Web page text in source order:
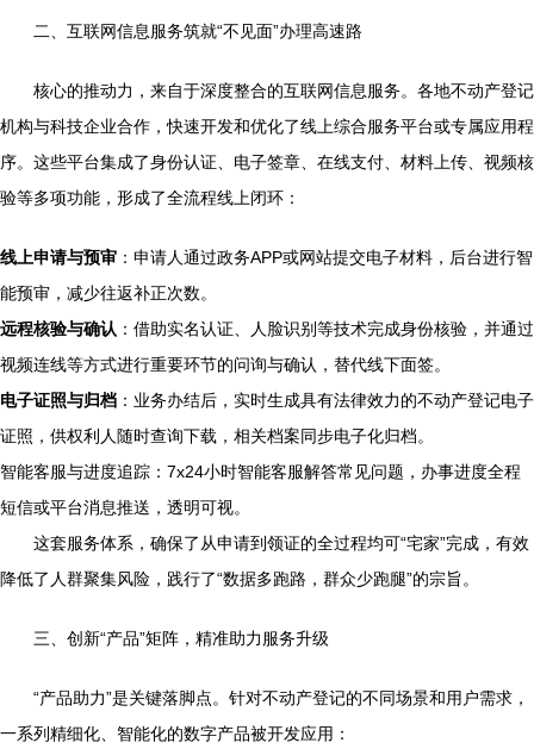
二、互联网信息服务筑就“不见面”办理高速路
核心的推动力，来自于深度整合的互联网信息服务。各地不动产登记
机构与科技企业合作，快速开发和优化了线上综合服务平台或专属应用程
序。这些平台集成了身份认证、电子签章、在线支付、材料上传、视频核
验等多项功能，形成了全流程线上闭环：
线上申请与预审 ：申请人通过政务APP或网站提交电子材料，后台进行智
能预审，减少往返补正次数。
远程核验与确认 ：借助实名认证、人脸识别等技术完成身份核验，并通过
视频连线等方式进行重要环节的问询与确认，替代线下面签。
电子证照与归档 ：业务办结后，实时生成具有法律效力的不动产登记电子
证照，供权利人随时查询下载，相关档案同步电子化归档。
智能客服与进度追踪：7x24小时智能客服解答常见问题，办事进度全程
短信或平台消息推送，透明可视。
这套服务体系，确保了从申请到领证的全过程均可“宅家”完成，有效
降低了人群聚集风险，践行了“数据多跑路，群众少跑腿”的宗旨。
三、创新“产品”矩阵，精准助力服务升级
“产品助力”是关键落脚点。针对不动产登记的不同场景和用户需求，
一系列精细化、智能化的数字产品被开发应用：